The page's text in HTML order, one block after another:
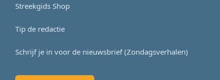
Streekgids Shop
Tip de redactie
Schrijf je in voor de nieuwsbrief (Zondagsverhalen)